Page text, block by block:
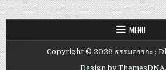
MENU
Copyright © 2026 ธรรมตรรกะ :